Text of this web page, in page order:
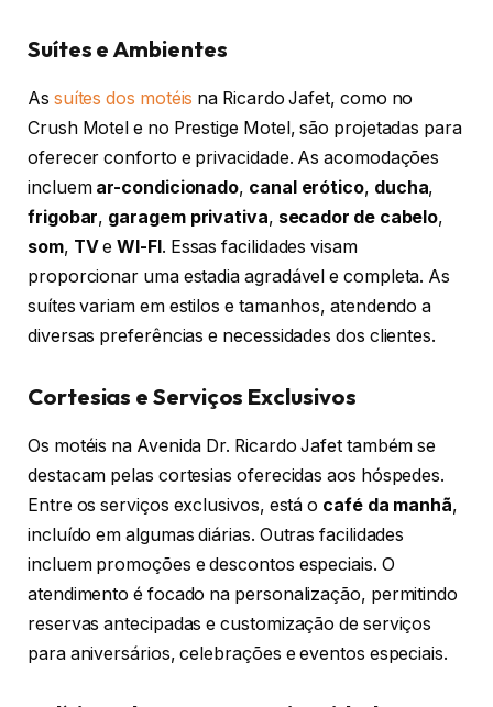
Suítes e Ambientes
As suítes dos motéis na Ricardo Jafet, como no
Crush Motel e no Prestige Motel, são projetadas para
oferecer conforto e privacidade. As acomodações
incluem ar-condicionado, canal erótico, ducha,
frigobar, garagem privativa, secador de cabelo,
som, TVeWI-FI. Essas facilidades visam
proporcionar uma estadia agradável e completa. As
suítes variam em estilos e tamanhos, atendendo a
diversas preferências e necessidades dos clientes.
Cortesias e Serviços Exclusivos
Os motéis na Avenida Dr. Ricardo Jafet também se
destacam pelas cortesias oferecidas aos hóspedes.
Entre os serviços exclusivos, está o café da manhã,
incluído em algumas diárias. Outras facilidades
incluem promoções e descontos especiais. O
atendimento é focado na personalização, permitindo
reservas antecipadas e customização de serviços
para aniversários, celebrações e eventos especiais.